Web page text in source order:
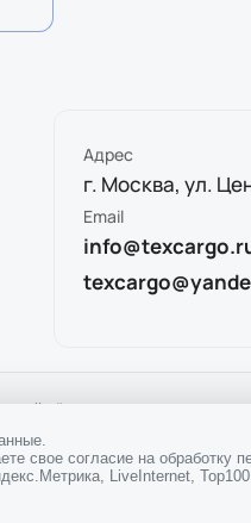
Адрес
г. Москва, ул.
Email
свое согласие на обработку
LiveInternet, Top100